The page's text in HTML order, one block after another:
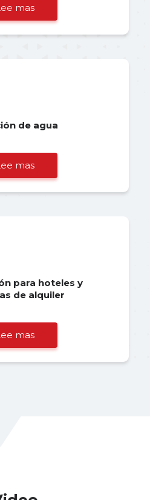
mas
de agua
mas
para hoteles y
de alquiler
mas